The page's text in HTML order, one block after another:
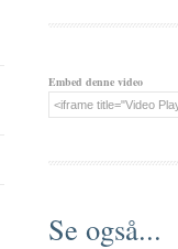
Embed denne video
Se også...